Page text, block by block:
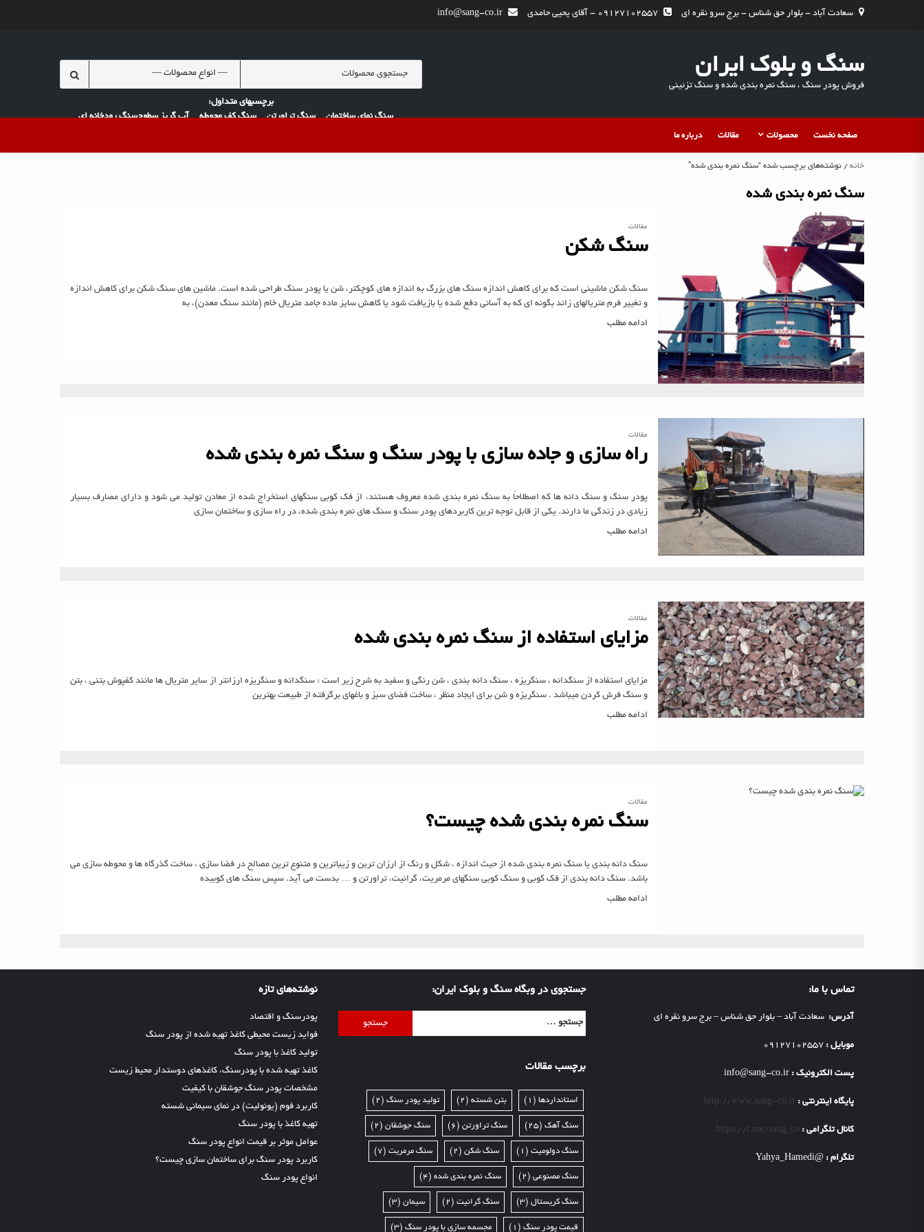
سعادت آباد - بلوار حق شناس - برج سرو نقره ای 09127102557 - آقای یحیی حامدی info@sang-co.ir
سنگ و بلوک ایران
فروش پودر سنگ ، سنگ نمره بندی شده و سنگ تزئینی
سنگ نمای ساختمان سنگ تراورتن سنگ کف محوطه آب گریز سطوحسنگ رودخانه ای
صفحه نخست محصولات مقالات درباره ما
خانه / نوشته‌های برچسب شده “سنگ نمره بندی شده”
سنگ نمره بندی شده
مقالات
سنگ شکن
سنگ شکن ماشینی است که برای کاهش اندازه سنگ های بزرگ به اندازه های کوچکتر، شن یا پودر سنگ طراحی شده است. ماشین های سنگ شکن برای کاهش اندازه
و تغییر فرم متریالهای زائد بگونه ای که به آسانی دفع شده یا بازیافت شود یا کاهش سایز ماده جامد متریال خام (مانند سنگ معدن)، به
ادامه مطلب
مقالات
راه سازی و جاده سازی با پودر سنگ و سنگ نمره بندی شده
پودر سنگ و سنگ دانه ها که اصطلاحاً به سنگ نمره بندی شده معروف هستند، از فک کوبی سنگهای استخراج شده از معادن تولید می شود و دارای مصارف بسیار
زیادی در زندگی ما دارند. یکی از قابل توجه ترین کاربردهای پودر سنگ و سنگ های نمره بندی شده، در راه سازی و ساختمان سازی
ادامه مطلب
مقالات
مزایای استفاده از سنگ نمره بندی شده
مزایای استفاده از سنگدانه ، سنگریزه ، سنگ دانه بندی ، شن رنگی و سفید به شرح زیر است : سنگدانه و سنگریزه ارزانتر از سایر متریال ها مانند کفپوش بتنی ، بتن
و سنگ فرش کردن میباشد . سنگریزه و شن برای ایجاد منظر ، ساخت فضای سبز و باغهای برگرفته از طبیعت بهترین
ادامه مطلب
مقالات
سنگ نمره بندی شده چیست؟
سنگ دانه بندی یا سنگ نمره بندی شده از حیث اندازه ، شکل و رنگ از ارزان ترین و زیباترین و متنوع ترین مصالح در فضا سازی ، ساخت گذرگاه ها و محوطه سازی می
باشد. سنگ دانه بندی از فک کوبی و سنگ کوبی سنگهای مرمریت، گرانیت، تراورتن و … بدست می آید. سپس سنگ های کوبیده
ادامه مطلب
نوشته‌های تازه
پودرسنگ و اقتصاد
فواید زیست محیطی کاغذ تهیه شده از پودر سنگ
تولید کاغذ با پودر سنگ
کاغذ تهیه شده با پودرسنگ، کاغذهای دوستدار محیط زیست
مشخصات پودر سنگ جوشقان با کیفیت
کاربرد فوم (یونولیت) در نمای سیمانی شسته
تهیه کاغذ با پودر سنگ
عوامل موثر بر قیمت انواع پودر سنگ
کاربرد پودر سنگ برای ساختمان سازی چیست؟
انواع پودر سنگ
جستجوی در وبگاه سنگ و بلوک ایران:
برچسب مقالات
استانداردها (1) بتن شسته (2) تولید پودر سنگ (2)
سنگ آهک (25) سنگ تراورتن (6) سنگ جوشقان (2)
سنگ دولومیت (1) سنگ شکن (2) سنگ مرمریت (7)
سنگ مصنوعی (2) سنگ نمره بندی شده (4)
سنگ کریستال (3) سنگ گرانیت (2) سیمان (3)
قیمت پودر سنگ (1) مجسمه سازی با پودر سنگ (3)
تماس با ما:
آدرس: سعادت آباد – بلوار حق شناس – برج سرو نقره ای
موبایل : 09127102557
پست الکترونیک : info@sang-co.ir
پایگاه اینترنتی : http://www.sang-co.ir
کانال تلگرامی : https://t.me/sang_co
تلگرام : @Yahya_Hamedi